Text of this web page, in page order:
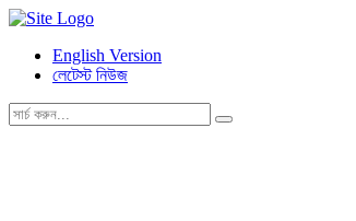
English Version
লেটেস্ট নিউজ